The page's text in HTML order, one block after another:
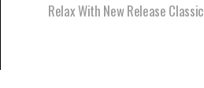
Relax With New Release Classic